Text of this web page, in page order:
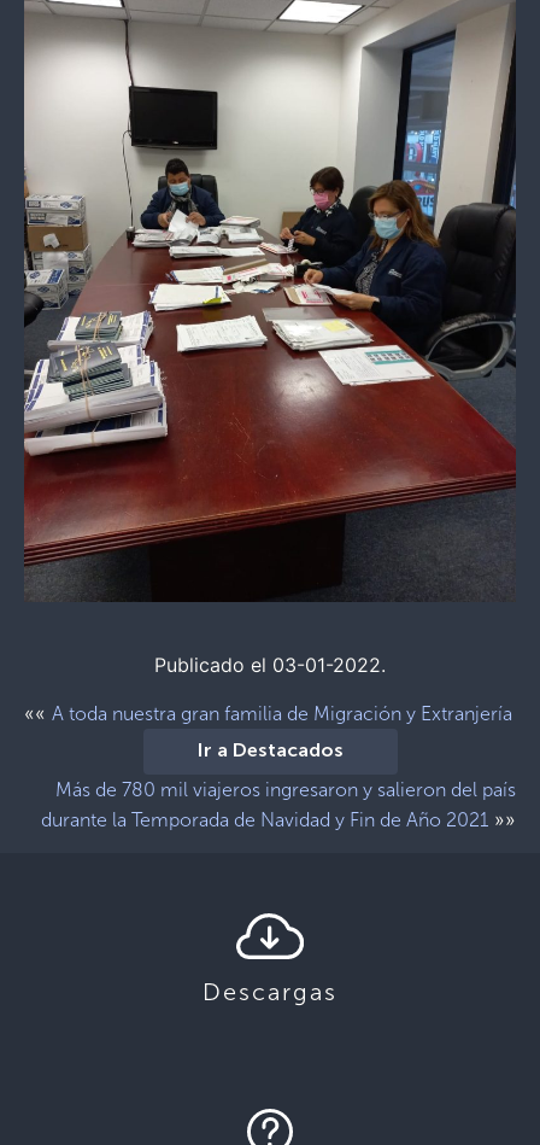
Publicado el 03-01-2022.
«« A toda nuestra gran familia de Migración y Extranjería
Ir a Destacados
Más de 780 mil viajeros ingresaron y salieron del país
durante la Temporada de Navidad y Fin de Año 2021 »»
Descargas